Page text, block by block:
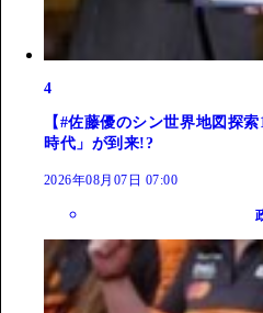
4
【#佐藤優のシン世界地図探
時代」が到来!?
2026年08月07日 07:00